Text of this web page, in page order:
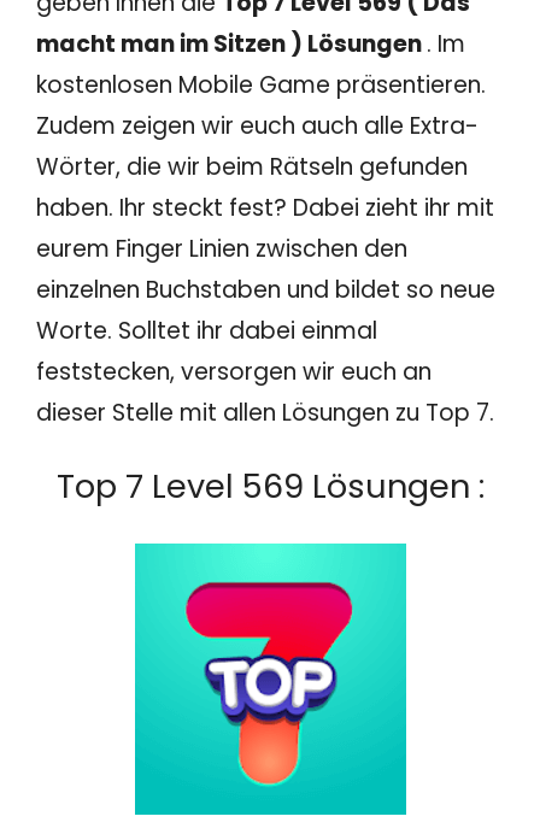
macht man im Sitzen ) Lösungen. Im
kostenlosen Mobile Game präsentieren.
Zudem zeigen wir euch auch alle Extra-
Wörter, die wir beim Rätseln gefunden
haben. Ihr steckt fest? Dabei zieht ihr mit
eurem Finger Linien zwischen den
einzelnen Buchstaben und bildet so neue
Worte. Solltet ihr dabei einmal
feststecken, versorgen wir euch an
dieser Stelle mit allen Lösungen zu Top 7.
Top 7 Level 569 Lösungen :